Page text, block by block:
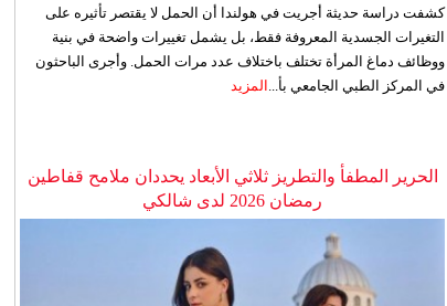
كشفت دراسة حديثة أجريت في هولندا أن الحمل لا يقتصر تأثيره على
التغيرات الجسدية المعروفة فقط، بل يشمل تغييرات واضحة في بنية
ووظائف دماغ المرأة تختلف باختلاف عدد مرات الحمل. وأجرى الباحثون
في المركز الطبي الجامعي بأ... المزيد
الحرير المطفأ والتطريز ثلاثي الأبعاد يحددان ملامح قفاطين
رمضان 2026 لدى شالكي